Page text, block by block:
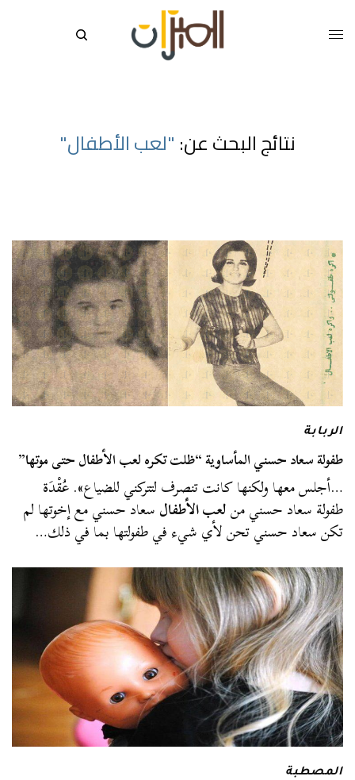
نتائج البحث عن: "لعب الأطفال"
الربابة
طفولة سعاد حسني المأساوية “ظلت تكره لعب الأطفال حتى موتها”
…أجلس معها ولكنها كانت تنصرف لتتركني للضياع». عُقْدَة
طفولة سعاد حسني منلعب الأطفالسعاد حسني مع إخوتها لم
تكن سعاد حسني تحن لأي شيء في طفولتها بما في ذلك…
المصطبة